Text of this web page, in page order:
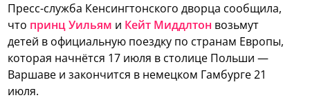
Пресс-служба Кенсингтонского дворца сообщила,
что принц Уильям и Кейт Миддлтон возьмут
детей в официальную поездку по странам Европы,
которая начнётся 17 июля в столице Польши —
Варшаве и закончится в немецком Гамбурге 21
июля.